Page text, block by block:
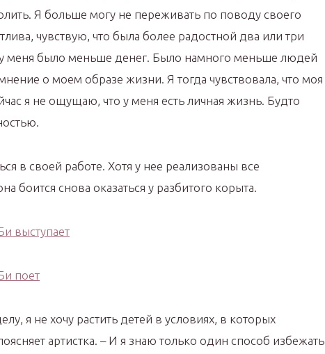
Я больше могу не переживать по поводу своего
чувствую, что была более радостной два или три
у меня было меньше денег. Было намного меньше людей
о моем образе жизни. Я тогда чувствовала, что моя
я не ощущаю, что у меня есть личная жизнь. Будто
в своей работе. Хотя у нее реализованы все
боится снова оказаться у разбитого корыта.
я не хочу растить детей в условиях, в которых
артистка. – И я знаю только один способ избежать